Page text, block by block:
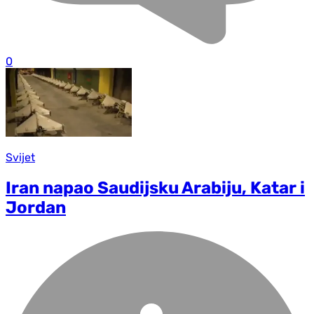
0
Svijet
Iran napao Saudijsku Arabiju, Katar i
Jordan